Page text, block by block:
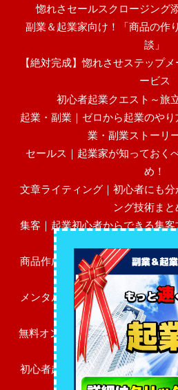
惚れさセールスクロージング
副業＆起業家向け！「商品の作
談」
【絶対完成】惚れさせステップ
ービス
初心者起業クエスト～旅
起業・副業｜ゼロから起業のや
業・副業ストーリ
セールス｜起業家が知っておく
め！
文章ライティング｜初心者にも
ング技術まと
集客｜起業初心者からできる集
商品作成｜初心者にも分かりやす
作り方まと
メンタル・マインド｜起業初心
ル・マインドま
無料オンラインサロン（FBグル
アップ広場
初心者起業家のためのFAQ～あ
決します